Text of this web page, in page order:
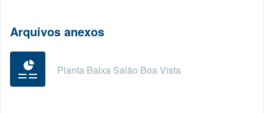
Arquivos anexos
Planta Baixa Salão Boa Vista